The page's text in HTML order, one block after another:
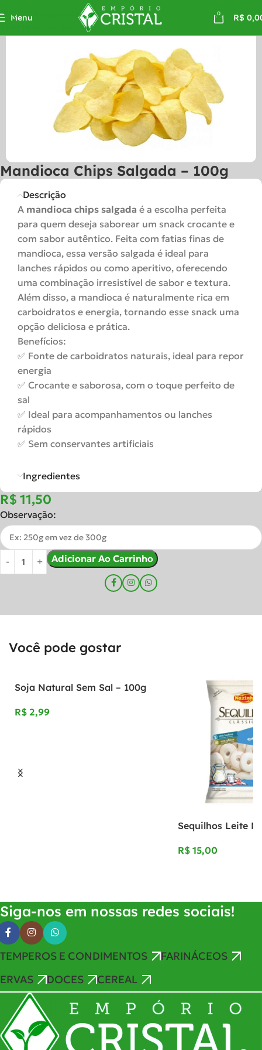
Skip to navigation
Skip to main content
Menu 0 R$
Mandioca Chips Salgada – 100g
Descrição
A mandioca chips salgada é a escolha perfeita
para quem deseja saborear um snack crocante e
com sabor autêntico. Feita com fatias finas de
mandioca, essa versão salgada é ideal para
lanches rápidos ou como aperitivo, oferecendo
uma combinação irresistível de sabor e textura.
Além disso, a mandioca é naturalmente rica em
carboidratos e energia, tornando esse snack uma
opção deliciosa e prática.
Benefícios:
✅ Fonte de carboidratos naturais, ideal para repor
energia
✅ Crocante e saborosa, com o toque perfeito de
sal
✅ Ideal para acompanhamentos ou lanches
rápidos
✅ Sem conservantes artificiais
Ingredientes
R$
Observação:
Adicionar Ao Carrinho
Você pode gostar
Soja Natural Sem Sal – 100g
R$
Sequilhos Leite
R$
Siga-nos em nossas redes sociais!
TEMPEROS E CONDIMENTOS
FARINÁCEOS
ERVAS
DOCES CEREAL